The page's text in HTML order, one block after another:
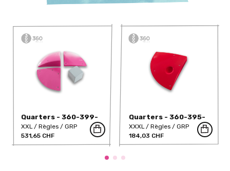
Quarters - 360-399-
DT
XXL Règles
GRP
531,65 CHF
Quarters - 360-395-
DT
XXXL Règles
GRP
184,03 CHF